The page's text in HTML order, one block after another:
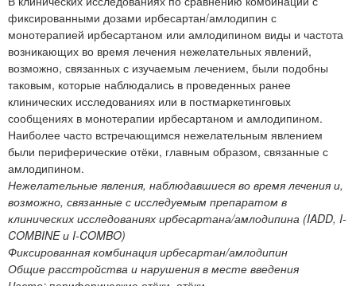
фиксированными дозами ирбесартан/амлодипин с
монотерапией ирбесартаном или амлодипином виды и частота
возникающих во время лечения нежелательных явлений,
возможно, связанных с изучаемым лечением, были подобны
таковым, которые наблюдались в проведенных ранее
клинических исследованиях или в постмаркетинговых
сообщениях в монотерапии ирбесартаном и амлодипином.
Наиболее часто встречающимся нежелательным явлением
были периферические отёки, главным образом, связанные с
амлодипином.
Нежелательные явления, наблюдавшиеся во время лечения и,
возможно, связанные с исследуемым препаратом в
клинических исследованиях ирбесартана/амлодипина (IADD, I-
COMBINE и I-COMBO)
Фиксированная комбинация ирбесартан/амлодипин
Общие расстройства и нарушения в месте введения